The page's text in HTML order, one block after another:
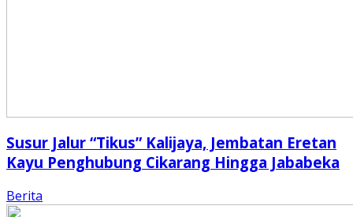
Susur Jalur “Tikus” Kalijaya, Jembatan Eretan
Kayu Penghubung Cikarang Hingga Jababeka
Berita